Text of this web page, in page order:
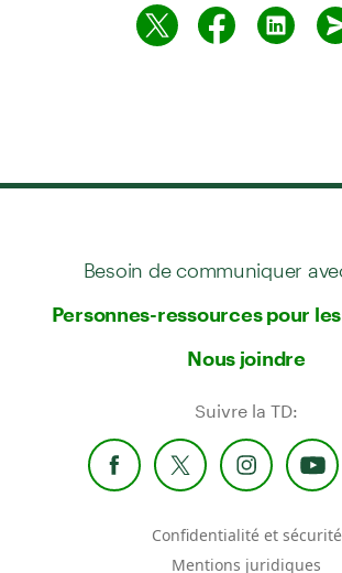
Besoin de communiquer
Personnes-ressources pour
Nous joindre
Suivre la TD:
Confidentialité et sécurité
Mentions juridiques